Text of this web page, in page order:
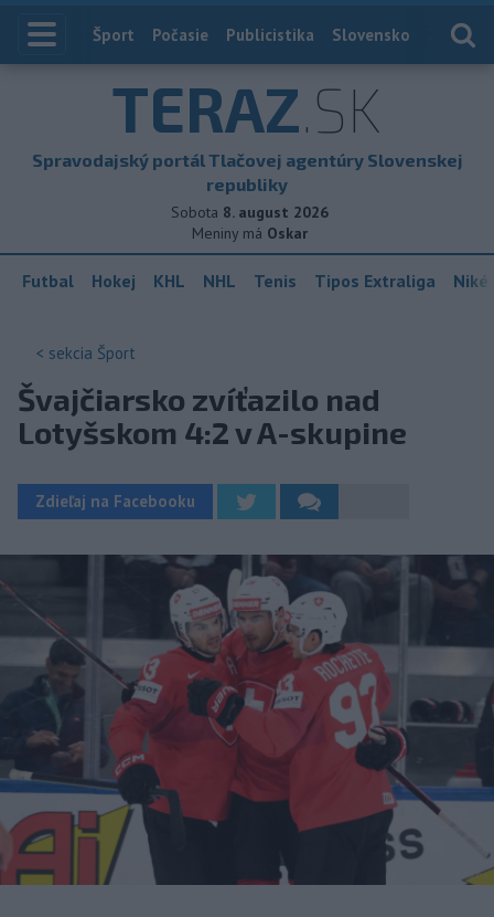
Index
Šport Počasie Publicistika Slovensko
TERAZ.SK
Spravodajský portál Tlačovej agentúry Slovenskej
republiky
Sobota 8. august 2026
Meniny má Oskar
Futbal Hokej KHL NHL Tenis Tipos Extraliga
< sekcia Šport
Švajčiarsko zvíťazilo nad
Lotyšskom 4:2 v A-skupine
Zdieľaj na Facebooku